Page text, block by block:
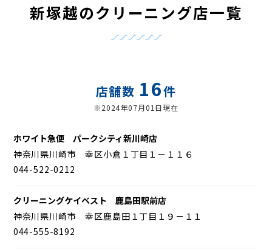
新塚越のクリーニング店一覧
店舗数 16件
※2024年07月01日現在
ホワイト急便 パークシティ新川崎店
神奈川県川崎市 幸区小倉１丁目１－１１６
044-522-0212
クリーニングケイベスト 鹿島田駅前店
神奈川県川崎市 幸区鹿島田１丁目１９－１１
044-555-8192